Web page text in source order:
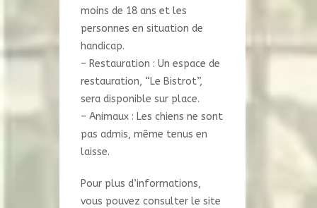
moins de 18 ans et les
personnes en situation de
handicap.
– Restauration : Un espace de
restauration, “Le Bistrot”,
sera disponible sur place.
– Animaux : Les chiens ne sont
pas admis, même tenus en
laisse.
Pour plus d’informations,
vous pouvez consulter le site